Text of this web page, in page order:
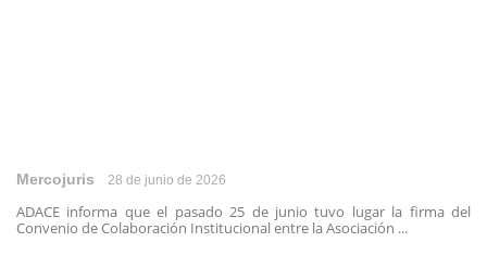
Mercojuris 28 de junio de 2026
ADACE informa que el pasado 25 de junio tuvo lugar la firma del
Convenio de Colaboración Institucional entre la Asociación ...